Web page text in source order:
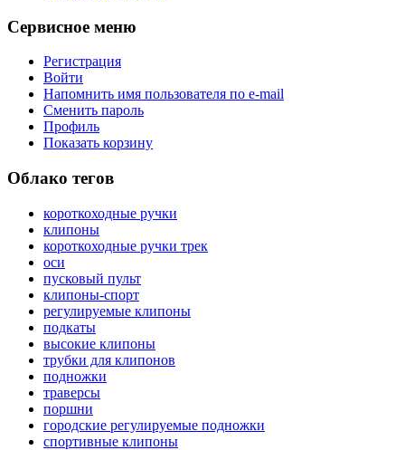
Сервисное меню
Регистрация
Войти
Напомнить имя пользователя по e-mail
Сменить пароль
Профиль
Показать корзину
Облако тегов
короткоходные ручки
клипоны
короткоходные ручки трек
оси
пусковый пульт
клипоны-спорт
регулируемые клипоны
подкаты
высокие клипоны
трубки для клипонов
подножки
траверсы
поршни
городские регулируемые подножки
спортивные клипоны